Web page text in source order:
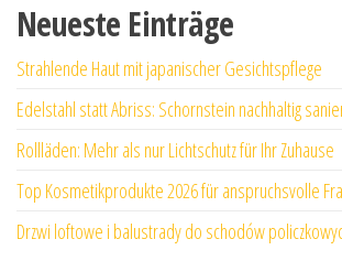
Neueste Einträge
Strahlende Haut mit japanischer Gesichtspflege
Edelstahl statt Abriss: Schornstein nachhaltig
Rollläden: Mehr als nur Lichtschutz für Ihr Zuhause
Top Kosmetikprodukte 2026 für anspruchsvolle
Drzwi loftowe i balustrady do schodów